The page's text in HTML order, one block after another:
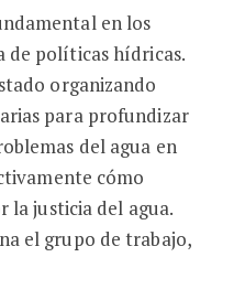
en los
de políticas hídricas.
organizando
para profundizar
del agua en
cómo
la justicia del agua.
el grupo de trabajo,